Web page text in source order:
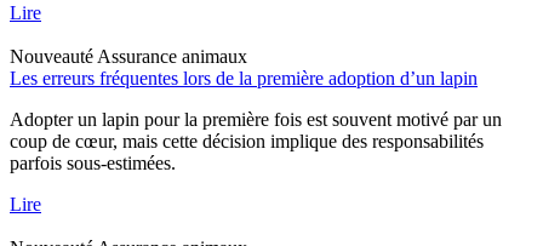
Lire
Nouveauté Assurance animaux
Les erreurs fréquentes lors de la première adoption d’un lapin
Adopter un lapin pour la première fois est souvent motivé par un
coup de cœur, mais cette décision implique des responsabilités
parfois sous-estimées.
Lire